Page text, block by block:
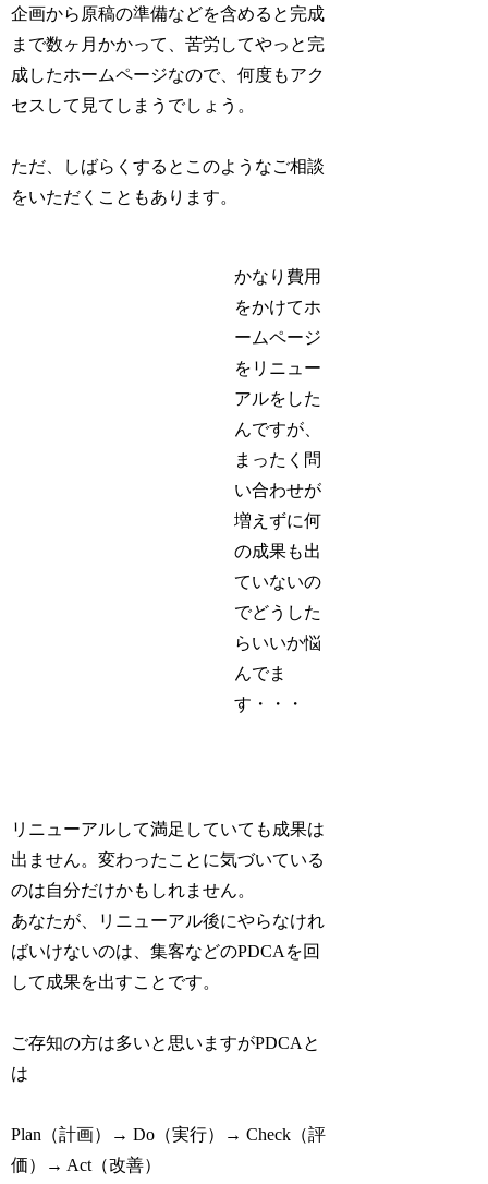
企画から原稿の準備などを含めると完成
まで数ヶ月かかって、苦労してやっと完
成したホームページなので、何度もアク
セスして見てしまうでしょう。
ただ、しばらくするとこのようなご相談
をいただくこともあります。
かなり費用
をかけてホ
ームページ
をリニュー
アルをした
んですが、
まったく問
い合わせが
増えずに何
の成果も出
ていないの
でどうした
らいいか悩
んでま
す・・・
リニューアルして満足していても成果は
出ません。変わったことに気づいている
のは自分だけかもしれません。
あなたが、
リニューアル後にやらなけれ
ばいけないのは、集客などのPDCAを回
して成果を出すこと です。
ご存知の方は多いと思いますがPDCAと
は
Plan（計画）→ Do（実行）→ Check（評
価）→ Act（改善）